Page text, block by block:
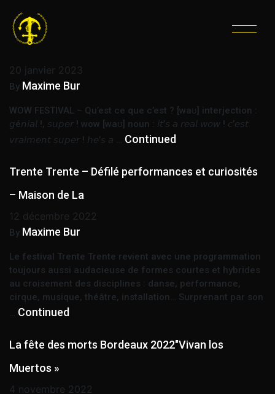
ÉTIQUETTE :
WOW Festival • Aux Vivres de l’Art
20 janvier 2023
By Maxime Bur
WOW FESTIVAL – Qu’est ce que c’est ? [waʊ] interjection :
𝘨é𝘯𝘪𝘢𝘭 !, 𝘴𝘶𝘱𝘦𝘳 ! wow [waʊ] noun : 𝘪𝘵’𝘴 𝘢 𝘳𝘦𝘢𝘭 𝘸𝘰𝘸 ! 𝘤’𝘦𝘴𝘵
𝘷𝘳𝘢𝘪𝘮𝘦𝘯𝘵 𝘴𝘶𝘱𝘦𝘳 ! 𝘩𝘦’𝘴 𝘢 … Continued
Trente Trente – Défilé performances et curiosités
– Maison de La
12 décembre 2022
By Maxime Bur
Le festival Trente Trente revient avec une programmation
toujours aussi audacieuse de formes courtes et hybrides
au croisement des disciplines : danse, performance,
cirque, musique, théâtre, installation… Surprenant par son
… Continued
La fête des morts Bordeaux 2022″Vivan los
Muertos »
4 novembre 2022